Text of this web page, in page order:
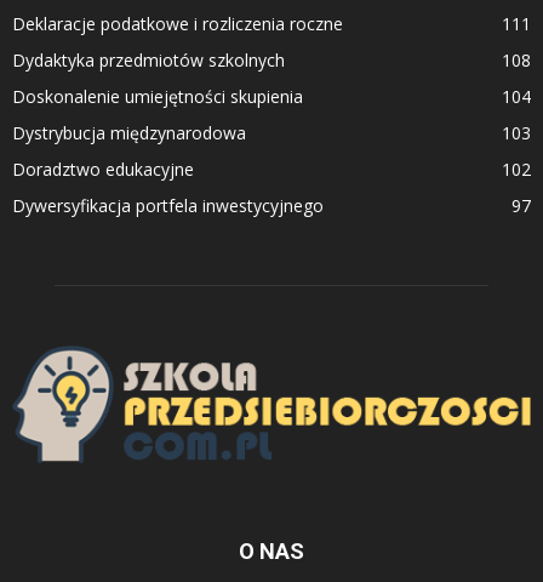
Deklaracje podatkowe i rozliczenia roczne
111
Dydaktyka przedmiotów szkolnych
108
Doskonalenie umiejętności skupienia
104
Dystrybucja międzynarodowa
103
Doradztwo edukacyjne
102
Dywersyfikacja portfela inwestycyjnego
97
O NAS